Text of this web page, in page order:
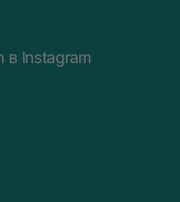
в Instagram